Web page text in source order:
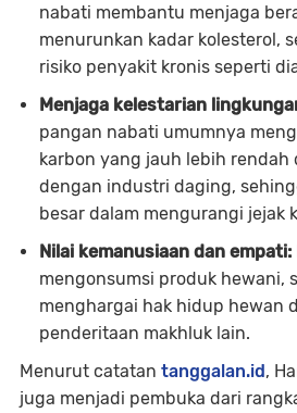
nabati membantu menjaga
menurunkan kadar kolesterol,
risiko penyakit kronis seperti
Menjaga kelestarian
pangan nabati umumnya
karbon yang jauh lebih rendah
dengan industri daging,
besar dalam mengurangi jejak
Nilai kemanusiaan dan empati:
mengonsumsi produk hewani,
menghargai hak hidup hewan
penderitaan makhluk lain.
Menurut catatan tanggalan.id,
juga menjadi pembuka dari